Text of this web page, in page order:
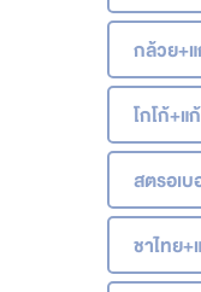
กล้วย+
โกโก้+แ
สตรอเบ
ชาไทย+